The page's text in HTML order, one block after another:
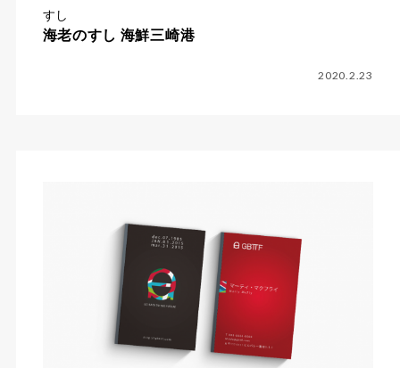
すし
海老のすし 海鮮三崎港
2020.2.23